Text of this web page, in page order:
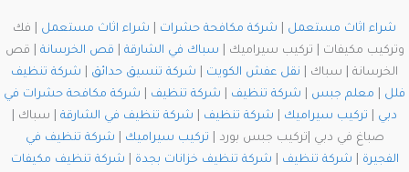
شراء اثاث مستعمل شركة مكافحة حشرات شراء اثاث مستعمل | فك
وتركيب مكيفات | تركيب سيراميك | سباك في الشارقة قص الخرسانة | قص
الخرسانة | سباك | نقل عفش الكويت شركة تنسيق حدائق
شركة تنظيف
فلل
معلم جبس شركة تنظيف شركة تنظيف
شركة مكافحة حشرات في
دبي
تركيب سيراميك شركة تنظيف شركة تنظيف في الشارقة | سباك |
صباغ في دبي |تركيب جبس بورد | تركيب سيراميك
شركة تنظيف في
الفجيرة
شركة تنظيف شركة تنظيف خزانات بجدة
شركة تنظيف مكيفات